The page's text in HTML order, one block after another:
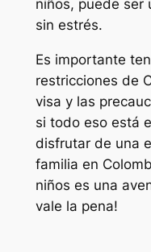
niños, puede ser
sin estrés.
Es importante
restricciones de
visa y las
si todo eso está
disfrutar de una
familia en
niños es una
vale la pena!